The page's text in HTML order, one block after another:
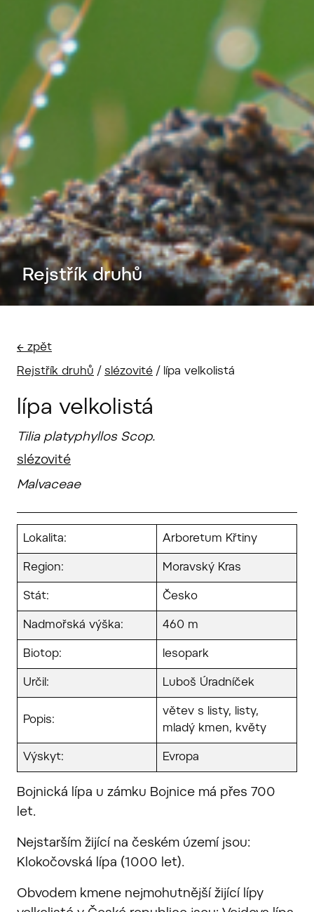
Rejstřík druhů
← zpět
Rejstřík druhů / slézovité / lípa velkolistá
lípa velkolistá
Tilia platyphyllos Scop.
slézovité
Malvaceae
Lokalita: Arboretum Křtiny
Region: Moravský Kras
Stát: Česko
Nadmořská výška: 460 m
Biotop: lesopark
Určil: Luboš Úradníček
Popis:
větev s listy, listy,
mladý kmen, květy
Výskyt: Evropa
Bojnická lípa u zámku Bojnice má přes 700
let.
Nejstarším žijící na českém území jsou:
Klokočovská lípa (1000 let).
Obvodem kmene nejmohutnější žijící lípy